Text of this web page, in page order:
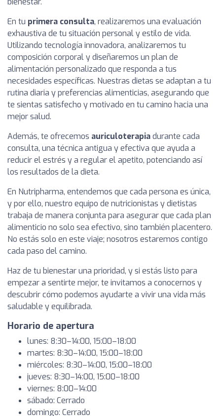
En tu primera consulta, realizaremos una evaluación
exhaustiva de tu situación personal y estilo de vida.
Utilizando tecnología innovadora, analizaremos tu
composición corporal y diseñaremos un plan de
alimentación personalizado que responda a tus
necesidades específicas. Nuestras dietas se adaptan a tu
rutina diaria y preferencias alimenticias, asegurando que
te sientas satisfecho y motivado en tu camino hacia una
mejor salud.
Además, te ofrecemos auriculoterapiadurante cada
consulta, una técnica antigua y efectiva que ayuda a
reducir el estrés y a regular el apetito, potenciando así
los resultados de la dieta.
En Nutripharma, entendemos que cada persona es única,
y por ello, nuestro equipo de nutricionistas y dietistas
trabaja de manera conjunta para asegurar que cada plan
alimenticio no solo sea efectivo, sino también placentero.
No estás solo en este viaje; nosotros estaremos contigo
cada paso del camino.
Haz de tu bienestar una prioridad, y si estás listo para
empezar a sentirte mejor, te invitamos a conocernos y
descubrir cómo podemos ayudarte a vivir una vida más
saludable y equilibrada.
Horario de apertura
lunes: 8:30–14:00, 15:00–18:00
martes: 8:30–14:00, 15:00–18:00
miércoles: 8:30–14:00, 15:00–18:00
jueves: 8:30–14:00, 15:00–18:00
viernes: 8:00–14:00
sábado: Cerrado
domingo: Cerrado